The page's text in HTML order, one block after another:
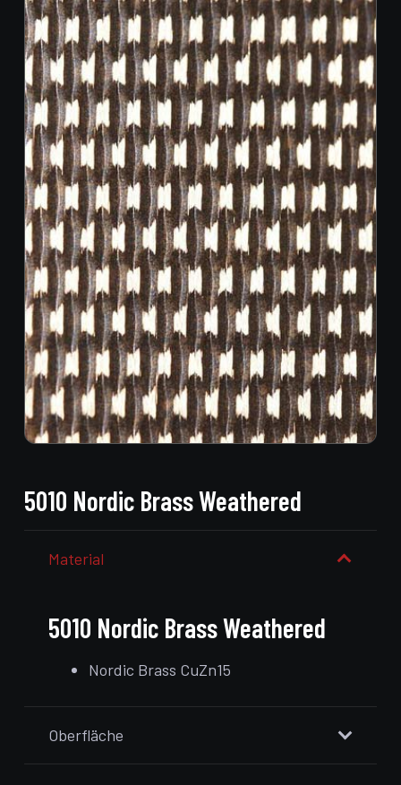
5010 Nordic Brass Weathered
Material
5010 Nordic Brass Weathered
Nordic Brass CuZn15
Oberfläche